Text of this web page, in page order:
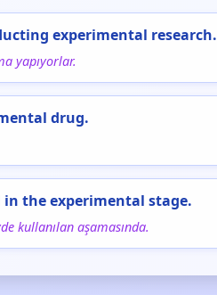
experimental research.
yapıyorlar.
drug.
in the experimental stage.
kullanılan aşamasında.